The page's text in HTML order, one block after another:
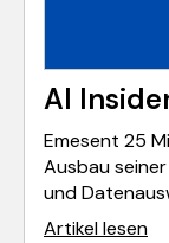
AI
Emesent 25
Ausbau
und
Artikel lesen